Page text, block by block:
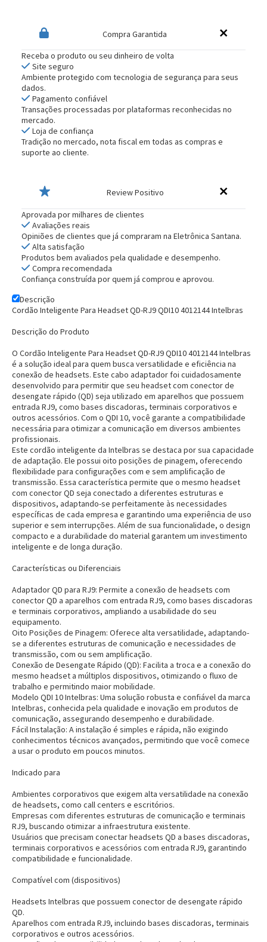
Compra Garantida
Receba o produto ou seu dinheiro de volta
Site seguro
Ambiente protegido com tecnologia de segurança para seus
dados.
Pagamento confiável
Transações processadas por plataformas reconhecidas no
mercado.
Loja de confiança
Tradição no mercado, nota fiscal em todas as compras e
suporte ao cliente.
Review Positivo
Aprovada por milhares de clientes
Avaliações reais
Opiniões de clientes que já compraram na Eletrônica Santana.
Alta satisfação
Produtos bem avaliados pela qualidade e desempenho.
Compra recomendada
Confiança construída por quem já comprou e aprovou.
Descrição
Cordão Inteligente Para Headset QD-RJ9 QDI10 4012144 Intelbras
Descrição do Produto
O Cordão Inteligente Para Headset QD-RJ9 QDI10 4012144 Intelbras
é a solução ideal para quem busca versatilidade e eficiência na
conexão de headsets. Este cabo adaptador foi cuidadosamente
desenvolvido para permitir que seu headset com conector de
desengate rápido (QD) seja utilizado em aparelhos que possuem
entrada RJ9, como bases discadoras, terminais corporativos e
outros acessórios. Com o QDI 10, você garante a compatibilidade
necessária para otimizar a comunicação em diversos ambientes
profissionais.
Este cordão inteligente da Intelbras se destaca por sua capacidade
de adaptação. Ele possui oito posições de pinagem, oferecendo
flexibilidade para configurações com e sem amplificação de
transmissão. Essa característica permite que o mesmo headset
com conector QD seja conectado a diferentes estruturas e
dispositivos, adaptando-se perfeitamente às necessidades
específicas de cada empresa e garantindo uma experiência de uso
superior e sem interrupções. Além de sua funcionalidade, o design
compacto e a durabilidade do material garantem um investimento
inteligente e de longa duração.
Características ou Diferenciais
Adaptador QD para RJ9: Permite a conexão de headsets com
conector QD a aparelhos com entrada RJ9, como bases discadoras
e terminais corporativos, ampliando a usabilidade do seu
equipamento.
Oito Posições de Pinagem: Oferece alta versatilidade, adaptando-
se a diferentes estruturas de comunicação e necessidades de
transmissão, com ou sem amplificação.
Conexão de Desengate Rápido (QD): Facilita a troca e a conexão do
mesmo headset a múltiplos dispositivos, otimizando o fluxo de
trabalho e permitindo maior mobilidade.
Modelo QDI 10 Intelbras: Uma solução robusta e confiável da marca
Intelbras, conhecida pela qualidade e inovação em produtos de
comunicação, assegurando desempenho e durabilidade.
Fácil Instalação: A instalação é simples e rápida, não exigindo
conhecimentos técnicos avançados, permitindo que você comece
a usar o produto em poucos minutos.
Indicado para
Ambientes corporativos que exigem alta versatilidade na conexão
de headsets, como call centers e escritórios.
Empresas com diferentes estruturas de comunicação e terminais
RJ9, buscando otimizar a infraestrutura existente.
Usuários que precisam conectar headsets QD a bases discadoras,
terminais corporativos e acessórios com entrada RJ9, garantindo
compatibilidade e funcionalidade.
Compatível com (dispositivos)
Headsets Intelbras que possuem conector de desengate rápido
QD.
Aparelhos com entrada RJ9, incluindo bases discadoras, terminais
corporativos e outros acessórios.